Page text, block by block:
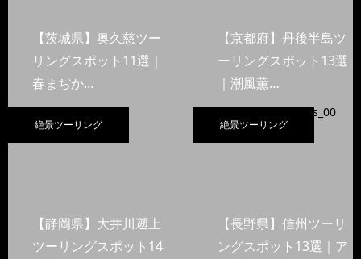
【茨城県】奥久慈ツー
リングスポット11選｜
春まぢか…
【京都府】丹後半島ツ
ーリングスポット13選
｜潮風薫…
絶景ツーリング
【静岡県】大井川遡上
ツーリングスポット14
絶景ツーリング
【長野県】信州ツーリ
ングスポット13選｜ア